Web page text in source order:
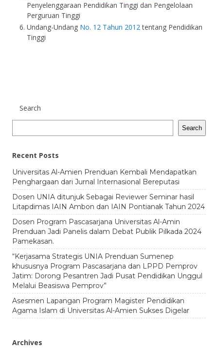
Penyelenggaraan Pendidikan Tinggi dan Pengelolaan
Perguruan Tinggi
Undang-Undang No. 12 Tahun 2012tentang Pendidikan
Tinggi
Search
Search
Recent Posts
Universitas Al-Amien Prenduan Kembali Mendapatkan
Penghargaan dari Jurnal Internasional Bereputasi
Dosen UNIA ditunjuk Sebagai Reviewer Seminar hasil
Litapdimas IAIN Ambon dan IAIN Pontianak Tahun 2024
Dosen Program Pascasarjana Universitas Al-Amin
Prenduan Jadi Panelis dalam Debat Publik Pilkada 2024
Pamekasan.
“Kerjasama Strategis UNIA Prenduan Sumenep
khususnya Program Pascasarjana dan LPPD Pemprov
Jatim: Dorong Pesantren Jadi Pusat Pendidikan Unggul
Melalui Beasiswa Pemprov”
Asesmen Lapangan Program Magister Pendidikan
Agama Islam di Universitas Al-Amien Sukses Digelar
Archives